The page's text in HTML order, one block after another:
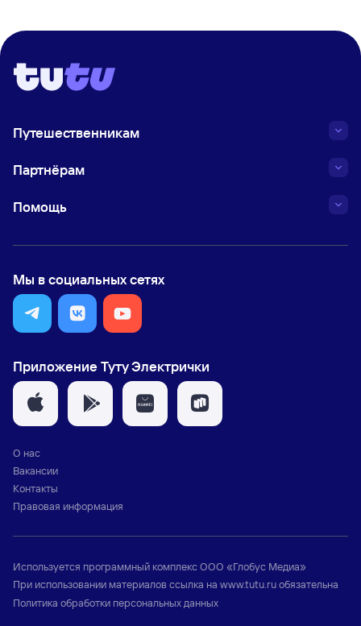
Путешественникам
Партнёрам
Помощь
Мы в социальных сетях
Приложение Туту Электрички
О нас
Вакансии
Контакты
Правовая информация
Используется программный комплексООО «Глобус Медиа»
При использовании материалов ссылка на www.tutu.ruобязательна
Политика обработки персональных данных